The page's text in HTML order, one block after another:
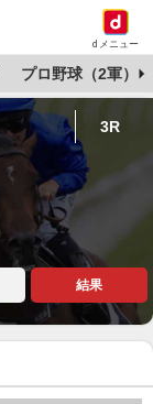
dメニュー
プロ野球（2軍）
3R
結果